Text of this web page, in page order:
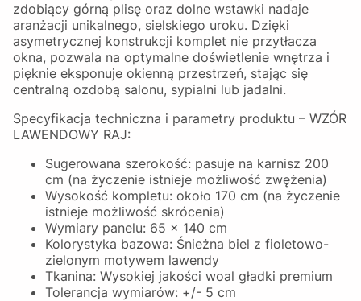
zdobiący górną plisę oraz dolne wstawki nadaje
aranżacji unikalnego, sielskiego uroku. Dzięki
asymetrycznej konstrukcji komplet nie przytłacza
okna, pozwala na optymalne doświetlenie wnętrza i
pięknie eksponuje okienną przestrzeń, stając się
centralną ozdobą salonu, sypialni lub jadalni.
Specyfikacja techniczna i parametry produktu – WZÓR
LAWENDOWY RAJ:
Sugerowana szerokość: pasuje na karnisz 200
cm (na życzenie istnieje możliwość zwężenia)
Wysokość kompletu: około 170 cm (na życzenie
istnieje możliwość skrócenia)
Wymiary panelu: 65 x 140 cm
Kolorystyka bazowa: Śnieżna biel z fioletowo-
zielonym motywem lawendy
Tkanina: Wysokiej jakości woal gładki premium
Tolerancja wymiarów: +/- 5 cm